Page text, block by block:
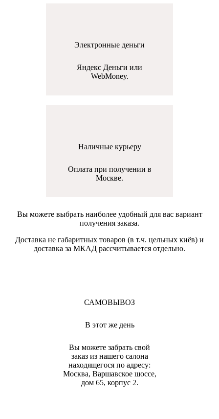
Электронные деньги
Яндекс Деньги или
WebMoney.
Наличные курьеру
Оплата при получении в
Москве.
Вы можете выбрать наиболее удобный для вас вариант
получения заказа.
Доставка не габаритных товаров (в т.ч. цельных киёв) и
доставка за МКАД рассчитывается отдельно.
САМОВЫВОЗ
В этот же день
Вы можете забрать свой
заказ из нашего салона
находящегося по адресу:
Москва, Варшавское шоссе,
дом 65, корпус 2.